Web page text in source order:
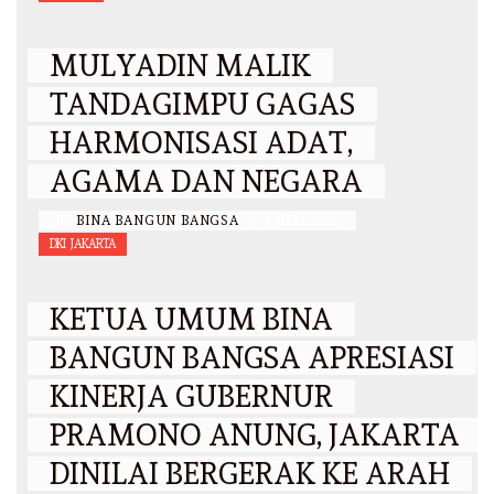
MULYADIN MALIK
TANDAGIMPU GAGAS
HARMONISASI ADAT,
AGAMA DAN NEGARA
BINA BANGUN BANGSA
DKI JAKARTA
KETUA UMUM BINA
BANGUN BANGSA APRESIASI
KINERJA GUBERNUR
PRAMONO ANUNG, JAKARTA
DINILAI BERGERAK KE ARAH